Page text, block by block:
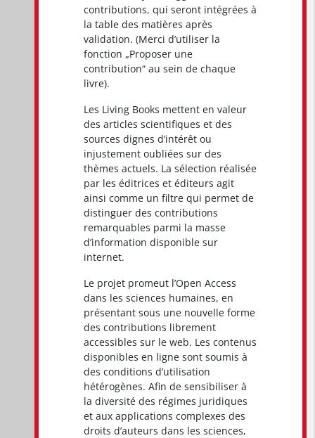
contributions, qui seront intégrées à
la table des matières après
validation. (Merci d’utiliser la
fonction „Proposer une
contribution“ au sein de chaque
livre).
Les Living Books mettent en valeur
des articles scientifiques et des
sources dignes d’intérêt ou
injustement oubliées sur des
thèmes actuels. La sélection réalisée
par les éditrices et éditeurs agit
ainsi comme un filtre qui permet de
distinguer des contributions
remarquables parmi la masse
d’information disponible sur
internet.
Le projet promeut l’Open Access
dans les sciences humaines, en
présentant sous une nouvelle forme
des contributions librement
accessibles sur le web. Les contenus
disponibles en ligne sont soumis à
des conditions d’utilisation
hétérogènes. Afin de sensibiliser à
la diversité des régimes juridiques
et aux applications complexes des
droits d’auteurs dans les sciences,